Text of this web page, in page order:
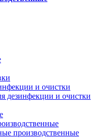
и очистки
дезинфекции и очистки
производственные